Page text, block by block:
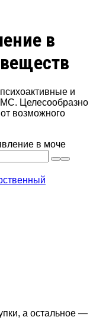
в
и
Целесообразно
возможного
в моче
а остальное —